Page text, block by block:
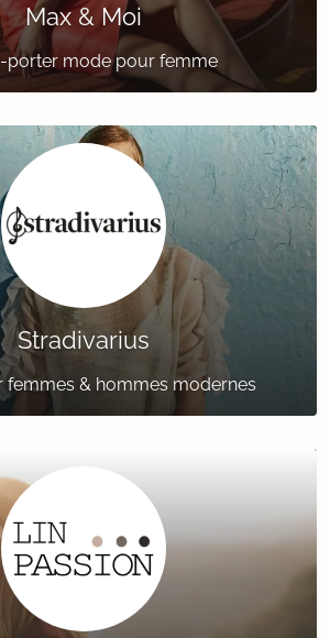
Max & Moi
porter mode pour femme
Stradivarius
femmes & hommes modernes